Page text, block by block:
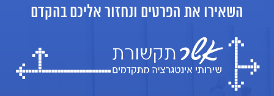
השאירו את הפרטים ונחזור אליכם בהקדם